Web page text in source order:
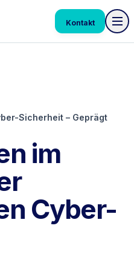
Kontakt
Sicherheit – Geprägt
im
Cyber-